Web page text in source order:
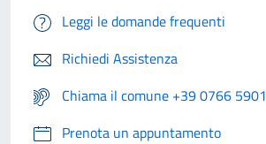
Leggi le domande frequenti
Richiedi Assistenza
Chiama il comune +39 0766 5901
Prenota un appuntamento